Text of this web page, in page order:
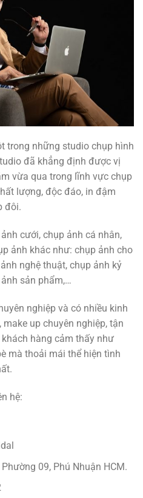
trong những studio chụp hình
đã khẳng định được vị
vừa qua trong lĩnh vực chụp
lượng, độc đáo, in đậm
đôi.
cưới, chụp ảnh cá nhân,
ảnh khác như: chụp ảnh cho
nghệ thuật, chụp ảnh kỷ
sản phẩm,…
nghiệp và có nhiều kinh
up chuyên nghiệp, tận
hàng cảm thấy như
mà thoải mái thể hiện tình
hệ:
09, Phú Nhuận HCM.